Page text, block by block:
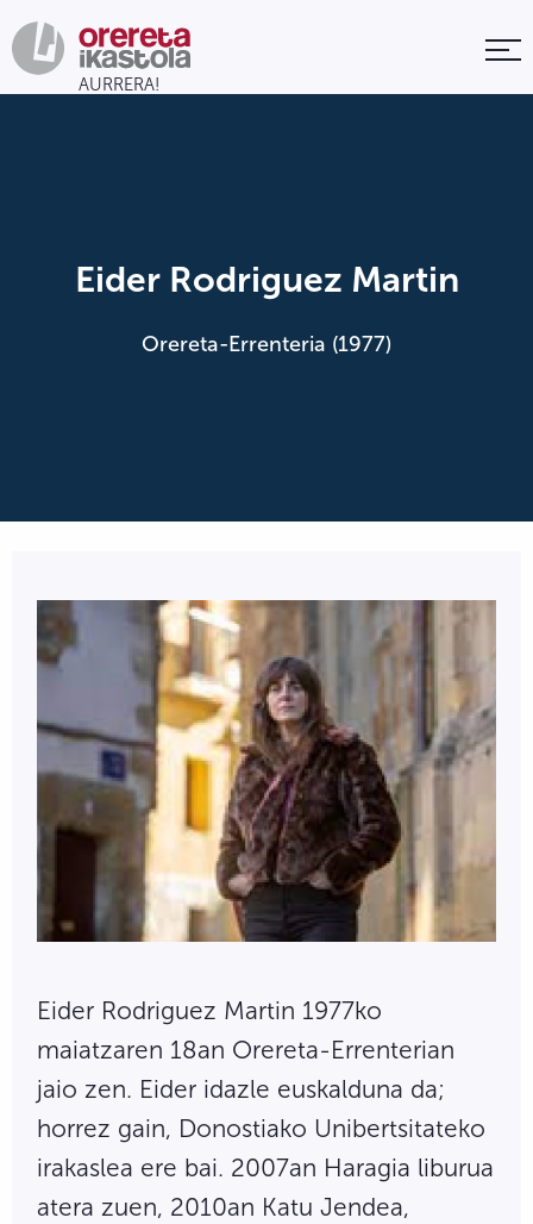
Eider Rodriguez Martin
Orereta-Errenteria (1977)
Eider Rodriguez Martin 1977ko
maiatzaren 18an Orereta-Errenterian
jaio zen. Eider idazle euskalduna da;
horrez gain, Donostiako Unibertsitateko
irakaslea ere bai. 2007an Haragia liburua
atera zuen, 2010an Katu Jendea,